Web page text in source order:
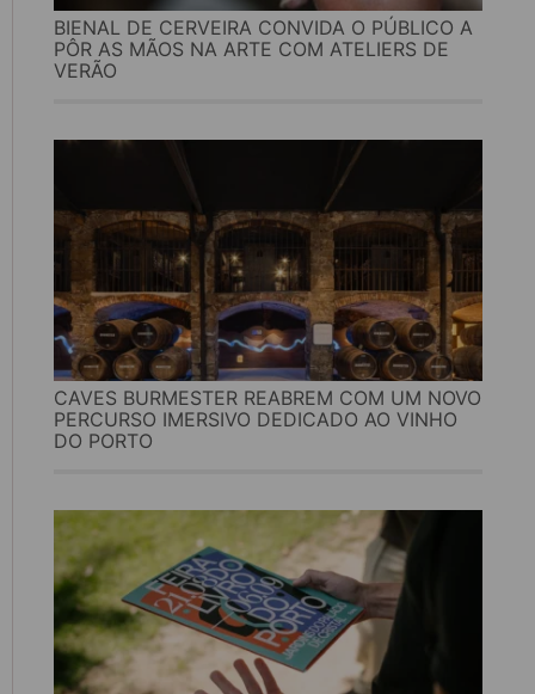
BIENAL DE CERVEIRA CONVIDA O PÚBLICO A
PÔR AS MÃOS NA ARTE COM ATELIERS DE
VERÃO
CAVES BURMESTER REABREM COM UM NOVO
PERCURSO IMERSIVO DEDICADO AO VINHO
DO PORTO